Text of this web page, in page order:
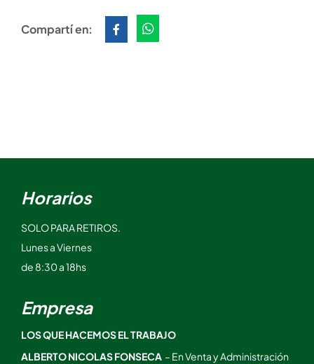
Compartí en:
Horarios
SOLO PARA RETIROS.
Lunes a Viernes
de 8:30 a 18hs
Empresa
LOS QUE HACEMOS EL TRABAJO
ALBERTO NICOLAS FONSECA – En Venta y Administración